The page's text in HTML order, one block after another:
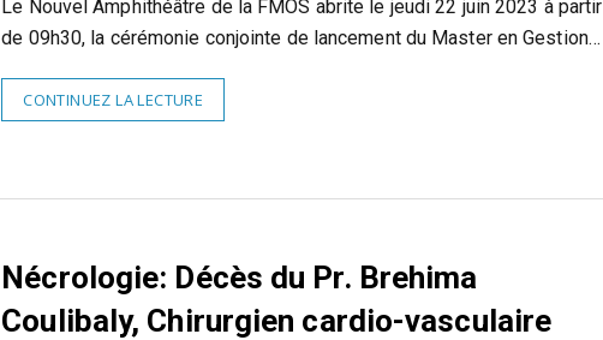
Le Nouvel Amphithéâtre de la FMOS abrite le jeudi 22 juin 2023 à partir
de 09h30, la cérémonie conjointe de lancement du Master en Gestion…
CONTINUEZ LA LECTURE
Nécrologie: Décès du Pr. Brehima
Coulibaly, Chirurgien cardio-vasculaire